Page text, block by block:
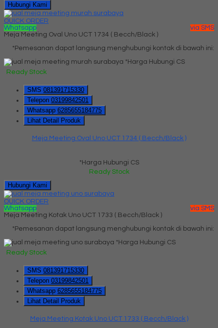
Hubungi Kami
QUICK ORDER
Whatsapp
via SMS
Meja Meeting Oval Uno UCT 1734 ( Becch/Black )
*Pemesanan dapat langsung menghubungi kontak di bawah ini:
*Harga Hubungi CS
Ready Stock
SMS 081391715330
Telepon 03199842501
Whatsapp 6285655184775
Lihat Detail Produk
Meja Meeting Oval Uno UCT 1734 ( Becch/Black )
*Harga Hubungi CS
Ready Stock
Hubungi Kami
QUICK ORDER
Whatsapp
via SMS
Meja Meeting Kotak Uno UCT 1733 ( Becch/Black )
*Pemesanan dapat langsung menghubungi kontak di bawah ini:
*Harga Hubungi CS
Ready Stock
SMS 081391715330
Telepon 03199842501
Whatsapp 6285655184775
Lihat Detail Produk
Meja Meeting Kotak Uno UCT 1733 ( Becch/Black )